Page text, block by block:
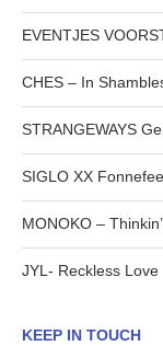
EVENTJES
CHES – In
STRANGEWAYS
SIGLO XX
MONOKO –
JYL- Reckless Love
KEEP IN TOUCH